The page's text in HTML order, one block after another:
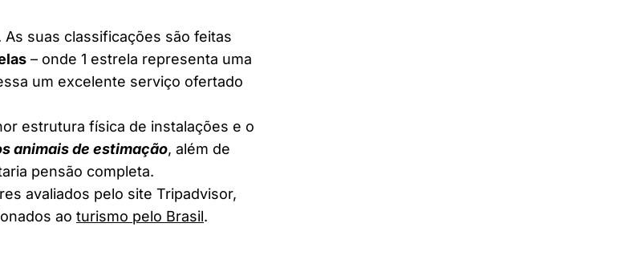
suas classificações são feitas
– onde 1 estrela representa uma
um excelente serviço ofertado
estrutura física de instalações e o
animais de estimação, além de
pensão completa.
avaliados pelo site Tripadvisor,
ao turismo pelo Brasil.